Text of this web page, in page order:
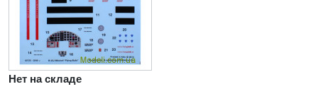
Нет на складе